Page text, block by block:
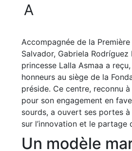
A
Accompagnée de la
Salvador, Gabriela Rodríguez
princesse Lalla Asmaa a
honneurs au siège de la
préside. Ce centre, reconnu à
pour son engagement en
sourds, a ouvert ses portes
sur l’innovation et le partage
Un modèle